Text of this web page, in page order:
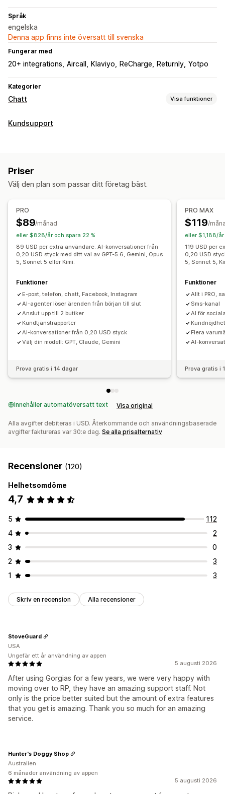
Språk
engelska
Denna app finns inte översatt till svenska
Fungerar med
20+ integrations Aircall Klaviyo ReCharge Returnly Yotpo
Kategorier
Chatt Visa funktioner
Meddelanden i realtid
Agentanalys
Vanliga frågor (FAQ)
Produktrekommendationer
Orderuppdateringar
Enkäter
Anpassning
Färg och teckensnitt
Chattfönster
Chattknappar Taggning Chattuppdrag
Chattflöden
Agent avatar
Kundsupport
Priser
Välj den plan som passar ditt företag bäst.
PRO
$89/månad
eller $828/år och spara 22 %
89 USD per extra användare. AI-konversationer från
0,20 USD styck med ditt val av GPT-5.6, Gemini, Opus
5, Sonnet 5 eller Kimi.
Funktioner
E-post, telefon, chatt, Facebook, Instagram
AI-agenter löser ärenden från början till slut
Anslut upp till 2 butiker
Kundtjänstrapporter
AI-konversationer från 0,20 USD styck
Välj din modell: GPT, Claude, Gemini
Prova gratis i 14 dagar
PRO MAX
$119/
eller $1,188/år
119 USD per
0,20 USD
5, Sonnet 5,
Funktioner
Allt i PRO,
Sms-kanal
AI för
Flera
AI-
Prova gratis i
Innehåller automatöversatt text Visa original
Alla avgifter debiteras i USD. Återkommande och användningsbaserade
avgifter faktureras var 30:e dag. Se alla prisalternativ
Recensioner (120)
Helhetsomdöme
4,7
5
112
4
2
3
0
2
3
1
3
Skriv en recension Alla recensioner
5 augusti 2026
After using Gorgias for a few years, we were very happy with
moving over to RP, they have an amazing support staff. Not
only is the price better suited but the amount of extra features
that you get is amazing. Thank you so much for an amazing
service.
StoveGuard
USA
Ungefär ett år användning av appen
5 augusti 2026
Hunter's Doggy Shop
Australien
6 månader användning av appen